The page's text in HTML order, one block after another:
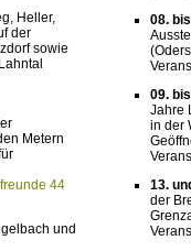
Heller,
der
sowie
Metern
44
und
08.
09.
Jahre
in der
13.
der